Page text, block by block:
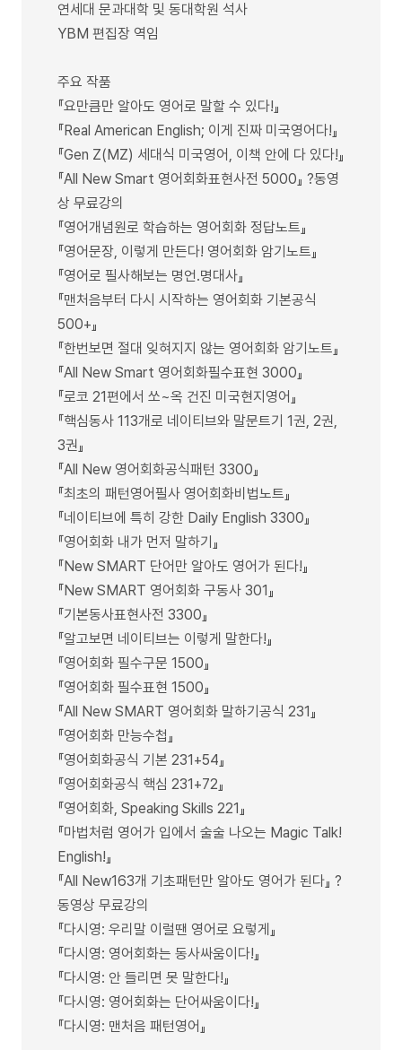
연세대 문과대학 및 동대학원 석사
YBM 편집장 역임
주요 작품
『요만큼만 알아도 영어로 말할 수 있다!』
『Real American English; 이게 진짜 미국영어다!』
『Gen Z(MZ) 세대식 미국영어, 이책 안에 다 있다!』
『All New Smart 영어회화표현사전 5000』 ?동영
상 무료강의
『영어개념원로 학습하는 영어회화 정답노트』
『영어문장, 이렇게 만든다! 영어회화 암기노트』
『영어로 필사해보는 명언.명대사』
『맨처음부터 다시 시작하는 영어회화 기본공식
500+』
『한번보면 절대 잊혀지지 않는 영어회화 암기노트』
『All New Smart 영어회화필수표현 3000』
『로코 21편에서 쏘~옥 건진 미국현지영어』
『핵심동사 113개로 네이티브와 말문트기 1권, 2권,
3권』
『All New 영어회화공식패턴 3300』
『최초의 패턴영어필사 영어회화비법노트』
『네이티브에 특히 강한 Daily English 3300』
『영어회화 내가 먼저 말하기』
『New SMART 단어만 알아도 영어가 된다!』
『New SMART 영어회화 구동사 301』
『기본동사표현사전 3300』
『알고보면 네이티브는 이렇게 말한다!』
『영어회화 필수구문 1500』
『영어회화 필수표현 1500』
『All New SMART 영어회화 말하기공식 231』
『영어회화 만능수첩』
『영어회화공식 기본 231+54』
『영어회화공식 핵심 231+72』
『영어회화, Speaking Skills 221』
『마법처럼 영어가 입에서 술술 나오는 Magic Talk!
English!』
『All New163개 기초패턴만 알아도 영어가 된다』 ?
동영상 무료강의
『다시영: 우리말 이럴땐 영어로 요렇게』
『다시영: 영어회화는 동사싸움이다!』
『다시영: 안 들리면 못 말한다!』
『다시영: 영어회화는 단어싸움이다!』
『다시영: 맨처음 패턴영어』